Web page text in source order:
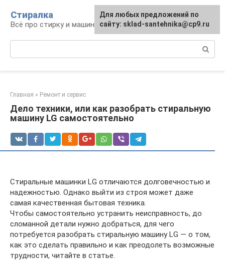
контенту
Стиралка
Всё про стирку и машинки
Главная » Ремонт и сервис
Дело техники, или как разобрать стиральную
машину LG самостоятельно
Стиральные машинки LG отличаются долговечностью и
надежностью. Однако выйти из строя может даже
самая качественная бытовая техника.
Чтобы самостоятельно устранить неисправность, до
сломанной детали нужно добраться, для чего
потребуется разобрать стиральную машину LG — о том,
как это сделать правильно и как преодолеть возможные
трудности, читайте в статье.
Для любых предложений по
сайту: sklad-santehnika@cp9.ru